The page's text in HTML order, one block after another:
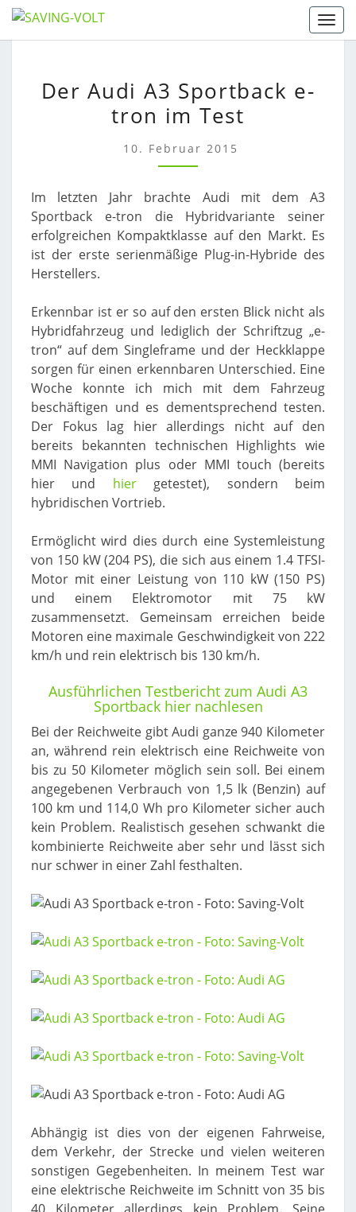
Skip
to
AUDI
A3
SPORTBACK
E-
TRON
TEST
Der Audi A3 Sportback e-
tron im Test
10. Februar 2015
Im letzten Jahr brachte Audi mit dem A3
Sportback e-tron die Hybridvariante seiner
erfolgreichen Kompaktklasse auf den Markt. Es
ist der erste serienmäßige Plug-in-Hybride des
Herstellers.
Erkennbar ist er so auf den ersten Blick nicht als
Hybridfahrzeug und lediglich der Schriftzug „e-
tron“ auf dem Singleframe und der Heckklappe
sorgen für einen erkennbaren Unterschied. Eine
Woche konnte ich mich mit dem Fahrzeug
beschäftigen und es dementsprechend testen.
Der Fokus lag hier allerdings nicht auf den
bereits bekannten technischen Highlights wie
MMI Navigation plus oder MMI touch (bereits
hier und hiergetestet), sondern beim
hybridischen Vortrieb.
Ermöglicht wird dies durch eine Systemleistung
von 150 kW (204 PS), die sich aus einem 1.4 TFSI-
Motor mit einer Leistung von 110 kW (150 PS)
und einem Elektromotor mit 75 kW
zusammensetzt. Gemeinsam erreichen beide
Motoren eine maximale Geschwindigkeit von 222
km/h und rein elektrisch bis 130 km/h.
Ausführlichen Testbericht zum Audi A3
Sportback hier nachlesen
Bei der Reichweite gibt Audi ganze 940 Kilometer
an, während rein elektrisch eine Reichweite von
bis zu 50 Kilometer möglich sein soll. Bei einem
angegebenen Verbrauch von 1,5 lk (Benzin) auf
100 km und 114,0 Wh pro Kilometer sicher auch
kein Problem. Realistisch gesehen schwankt die
kombinierte Reichweite aber sehr und lässt sich
nur schwer in einer Zahl festhalten.
Abhängig ist dies von der eigenen Fahrweise,
dem Verkehr, der Strecke und vielen weiteren
sonstigen Gegebenheiten. In meinem Test war
eine elektrische Reichweite im Schnitt von 35 bis